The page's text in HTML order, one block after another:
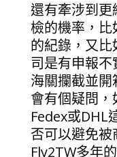
還有牽涉到
檢的機率，
的紀錄，又
司是有申報
海關攔截並
會有個疑問
Fedex或DHL
否可以避免被
Fly2TW多年